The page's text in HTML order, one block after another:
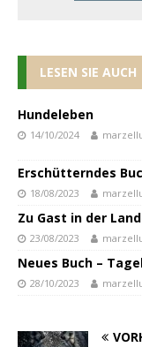
LESEN SIE AUCH
Hundeleben
14/10/2024
Erschütterndes
18/08/2023
Zu Gast in der
23/08/2023
Neues Buch –
28/10/2023